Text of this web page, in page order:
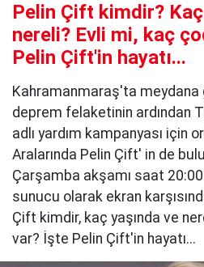
Pelin Çift kimdir? Kaç
nereli? Evli mi, kaç
Pelin Çift'in hayatı...
Kahramanmaraş'ta meydana
deprem felaketinin ardından
adlı yardım kampanyası için
Aralarında Pelin Çift' in de
Çarşamba akşamı saat
sunucu olarak ekran
Çift kimdir, kaç yaşında ve
var? İşte Pelin Çift'in hayatı...